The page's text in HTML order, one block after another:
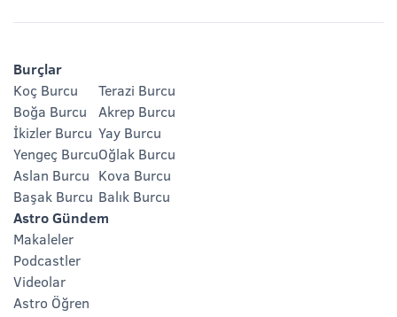
Burçlar
Koç Burcu
Boğa Burcu
İkizler Burcu
Yengeç Burcu
Aslan Burcu
Başak Burcu
Terazi Burcu
Akrep Burcu
Yay Burcu
Oğlak Burcu
Kova Burcu
Balık Burcu
Astro Gündem
Makaleler
Podcastler
Videolar
Astro Öğren